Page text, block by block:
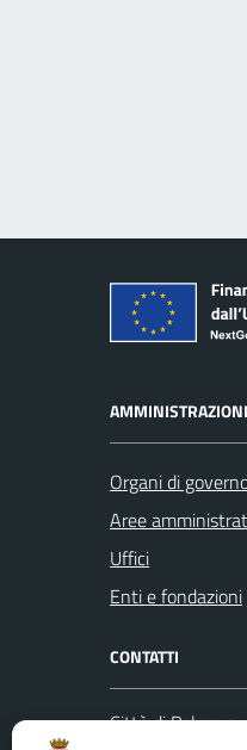
Organi di
Aree
Uffici
Enti e fondazioni
CONTATTI
Città di Palermo